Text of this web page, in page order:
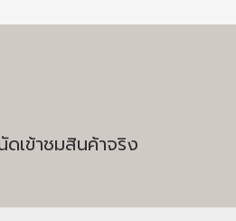
เข้าชมสินค้าจริง